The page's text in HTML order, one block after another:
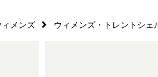
ィメンズ ウィメンズ・トレントシェ